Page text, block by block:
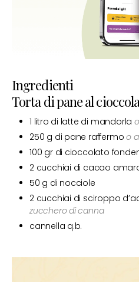
Ingredienti
Torta di pane al
1 litro di latte di mandorla
250 g di pane raffermoo
100 gr di cioccolato
2 cucchiai di cacao
50 g di nocciole
2 cucchiai di sciroppo
zucchero di canna
cannella q.b.